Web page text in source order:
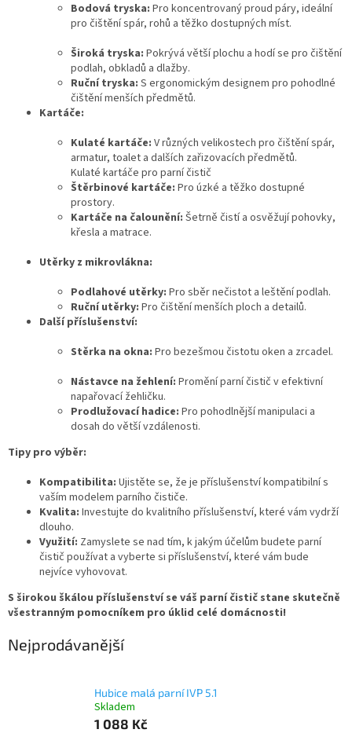
Bodová tryska: Pro koncentrovaný proud páry, ideální
pro čištění spár, rohů a těžko dostupných míst.
Široká tryska: Pokrývá větší plochu a hodí se pro čištění
podlah, obkladů a dlažby.
Ruční tryska: S ergonomickým designem pro pohodlné
čištění menších předmětů.
Kartáče:
Kulaté kartáče: V různých velikostech pro čištění spár,
armatur, toalet a dalších zařizovacích předmětů.
Kulaté kartáče pro parní čistič
Štěrbinové kartáče: Pro úzké a těžko dostupné
prostory.
Kartáče na čalounění: Šetrně čistí a osvěžují pohovky,
křesla a matrace.
Utěrky z mikrovlákna:
Podlahové utěrky: Pro sběr nečistot a leštění podlah.
Ruční utěrky: Pro čištění menších ploch a detailů.
Další příslušenství:
Stěrka na okna: Pro bezešmou čistotu oken a zrcadel.
Nástavce na žehlení: Promění parní čistič v efektivní
napařovací žehličku.
Prodlužovací hadice: Pro pohodlnější manipulaci a
dosah do větší vzdálenosti.
Tipy pro výběr:
Kompatibilita: Ujistěte se, že je příslušenství kompatibilní s
vaším modelem parního čističe.
Kvalita: Investujte do kvalitního příslušenství, které vám vydrží
dlouho.
Využití: Zamyslete se nad tím, k jakým účelům budete parní
čistič používat a vyberte si příslušenství, které vám bude
nejvíce vyhovovat.
S širokou škálou příslušenství se váš parní čistič stane skutečně
všestranným pomocníkem pro úklid celé domácnosti!
Nejprodávanější
Hubice malá parní IVP 5.1
Skladem
1 088 Kč